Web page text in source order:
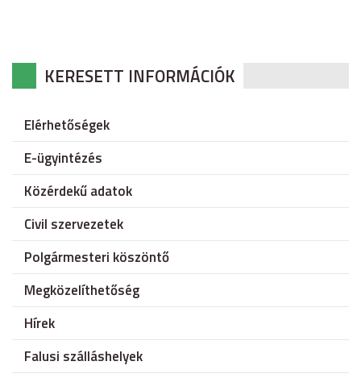
KERESETT INFORMÁCIÓK
Elérhetőségek
E-ügyintézés
Közérdekű adatok
Civil szervezetek
Polgármesteri köszöntő
Megközelíthetőség
Hírek
Falusi szálláshelyek